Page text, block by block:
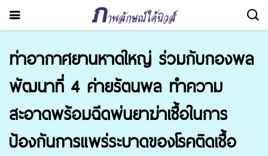
ท่าอากาศยานหาดใหญ่ ร่วมกับกองพล
พัฒนาที่ 4 ค่ายรัตนพล ทำความ
สะอาดพร้อมฉีดพ่นยาฆ่าเชื้อในการ
ป้องกันการแพร่ระบาดของโรคติดเชื้อ